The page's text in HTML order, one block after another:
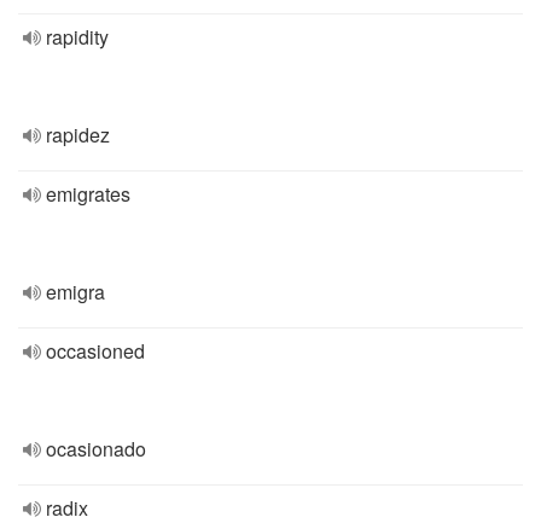
rapidity
rapidez
emigrates
emigra
occasioned
ocasionado
radix